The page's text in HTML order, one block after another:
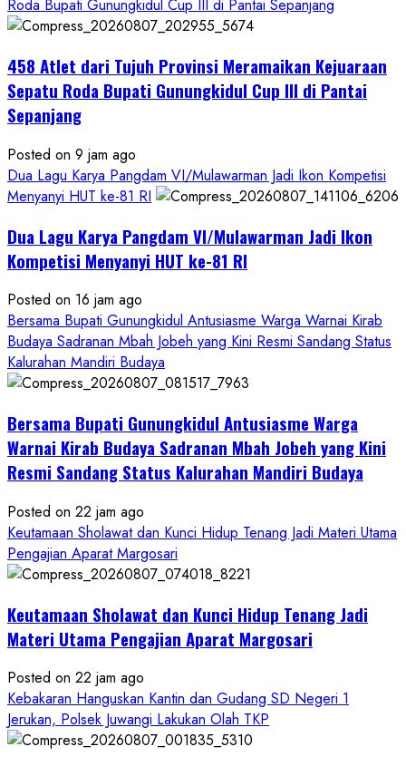
Roda Bupati Gunungkidul Cup III di Pantai Sepanjang
458 Atlet dari Tujuh Provinsi Meramaikan Kejuaraan
Sepatu Roda Bupati Gunungkidul Cup III di Pantai
Sepanjang
Posted on 9 jam ago
Dua Lagu Karya Pangdam VI/Mulawarman Jadi Ikon Kompetisi
Menyanyi HUT ke-81 RI
Dua Lagu Karya Pangdam VI/Mulawarman Jadi Ikon
Kompetisi Menyanyi HUT ke-81 RI
Posted on 16 jam ago
Bersama Bupati Gunungkidul Antusiasme Warga Warnai Kirab
Budaya Sadranan Mbah Jobeh yang Kini Resmi Sandang Status
Kalurahan Mandiri Budaya
Bersama Bupati Gunungkidul Antusiasme Warga
Warnai Kirab Budaya Sadranan Mbah Jobeh yang Kini
Resmi Sandang Status Kalurahan Mandiri Budaya
Posted on 22 jam ago
Keutamaan Sholawat dan Kunci Hidup Tenang Jadi Materi Utama
Pengajian Aparat Margosari
Keutamaan Sholawat dan Kunci Hidup Tenang Jadi
Materi Utama Pengajian Aparat Margosari
Posted on 22 jam ago
Kebakaran Hanguskan Kantin dan Gudang SD Negeri 1
Jerukan, Polsek Juwangi Lakukan Olah TKP